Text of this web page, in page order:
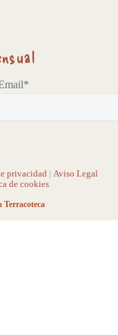
privacidad | Aviso Legal
de cookies
Terracoteca